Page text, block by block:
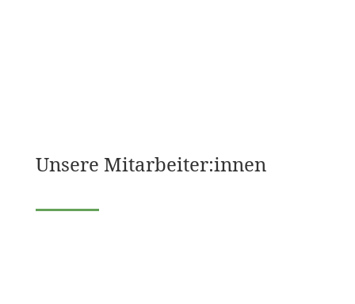
Unsere Mitarbeiter:innen